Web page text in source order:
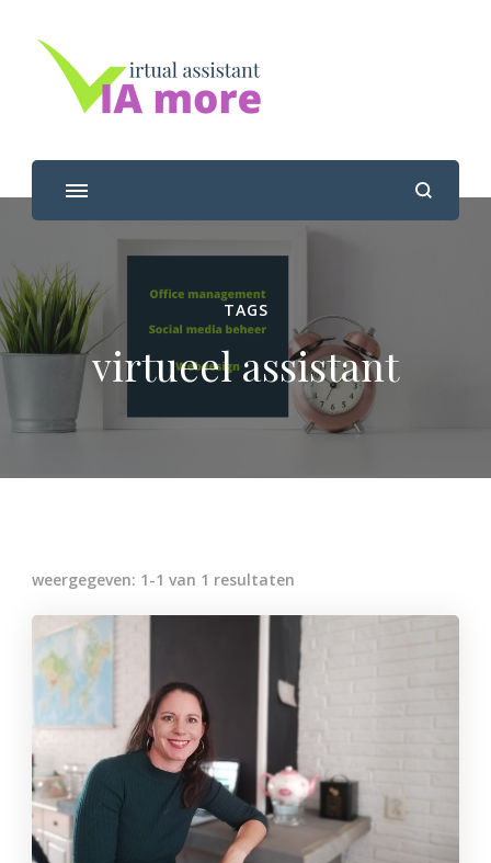
Viamore
Jouw virtual assistant
TAGS
virtueel assistant
weergegeven: 1-1 van 1 resultaten